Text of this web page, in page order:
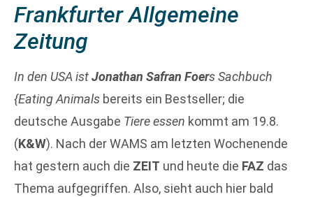
Frankfurter Allgemeine
Zeitung
In den USA istJonathan Safran Foers Sachbuch
{Eating Animals bereits ein Bestseller; die
deutsche Ausgabe Tiere essen kommt am 19.8.
(K&W). Nach der WAMS am letzten Wochenende
hat gestern auch die ZEIT und heute die FAZ das
Thema aufgegriffen. Also, sieht auch hier bald